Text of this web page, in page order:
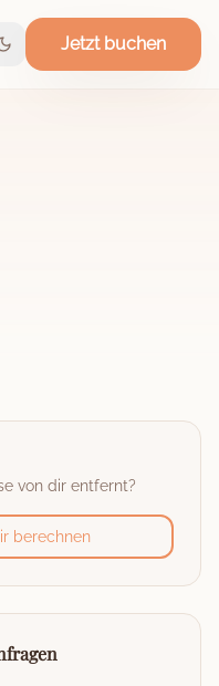
Jetzt buchen
von dir entfernt?
berechnen